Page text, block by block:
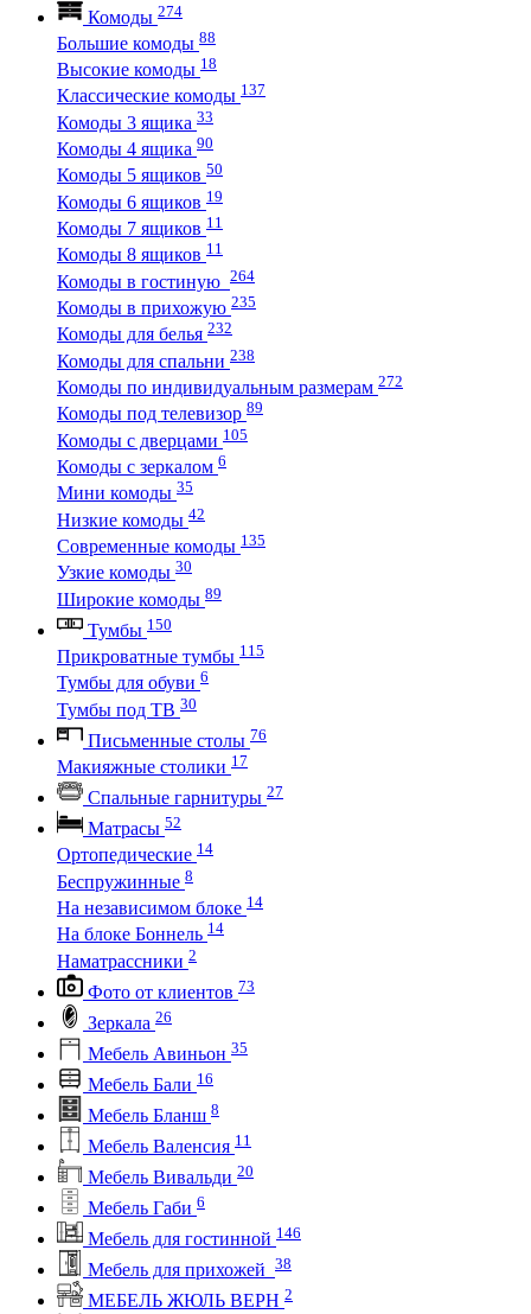
Комоды 274
Большие комоды 88
Высокие комоды 18
Классические комоды 137
Комоды 3 ящика 33
Комоды 4 ящика 90
Комоды 5 ящиков 50
Комоды 6 ящиков 19
Комоды 7 ящиков 11
Комоды 8 ящиков 11
Комоды в гостиную 264
Комоды в прихожую 235
Комоды для белья 232
Комоды для спальни 238
Комоды по индивидуальным размерам 272
Комоды под телевизор 89
Комоды с дверцами 105
Комоды с зеркалом 6
Мини комоды 35
Низкие комоды 42
Современные комоды 135
Узкие комоды 30
Широкие комоды 89
Тумбы 150
Прикроватные тумбы 115
Тумбы для обуви 6
Тумбы под ТВ 30
Письменные столы 76
Макияжные столики 17
Спальные гарнитуры 27
Матрасы 52
Ортопедические 14
Беспружинные 8
На независимом блоке 14
На блоке Боннель 14
Наматрассники 2
Фото от клиентов 73
Зеркала 26
Мебель Авиньон 35
Мебель Бали 16
Мебель Бланш 8
Мебель Валенсия 11
Мебель Вивальди 20
Мебель Габи 6
Мебель для гостинной 146
Мебель для прихожей 38
МЕБЕЛЬ ЖЮЛЬ ВЕРН 2